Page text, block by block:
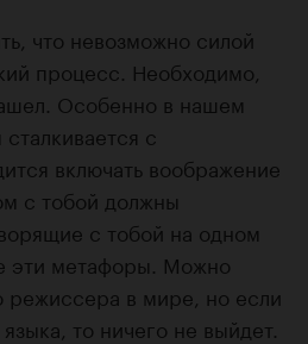
что невозможно силой
процесс. Необходимо,
Особенно в нашем
с
включать воображение
с тобой должны
с тобой на одном
эти метафоры. Можно
режиссера в мире, но если
то ничего не выйдет.